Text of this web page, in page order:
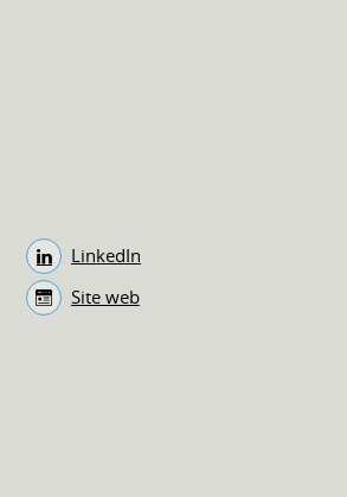
LinkedIn
Site web